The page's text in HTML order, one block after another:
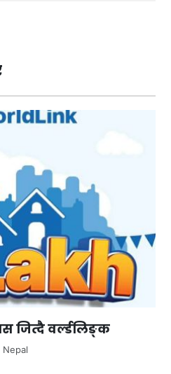
जित्दै वर्ल्डलिङ्क